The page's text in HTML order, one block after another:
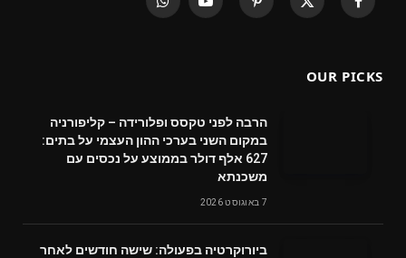
Facebook
X
Pinterest
YouTube
WhatsApp
OUR PICKS
הרבה לפני טקסס ופלורידה – קליפורניה
במקום השני בערכי ההון העצמי על בתים:
627 אלף דולר בממוצע על נכסים עם
משכנתא
7 באוגוסט 2026
ביורוקרטיה בפעולה: שישה חודשים לאחר